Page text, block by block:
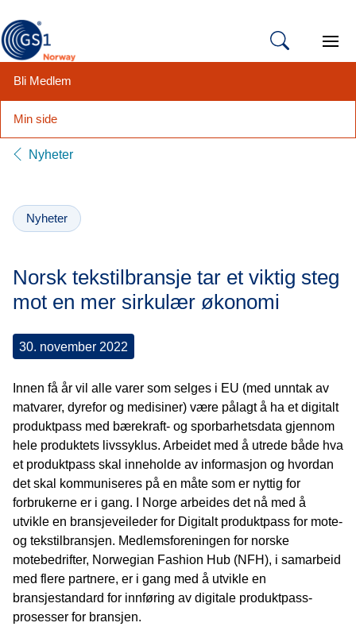
Bli Medlem
Min side
HoppNyheter
Nyheter
Norsk tekstilbransje tar et viktig steg
mot en mer sirkulær økonomi
30. november 2022
Innen få år vil alle varer som selges i EU (med unntak av
matvarer, dyrefor og medisiner) være pålagt å ha et digitalt
produktpass med bærekraft- og sporbarhetsdata gjennom
hele produktets livssyklus. Arbeidet med å utrede både hva
et produktpass skal inneholde av informasjon og hvordan
det skal kommuniseres på en måte som er nyttig for
forbrukerne er i gang. I Norge arbeides det nå med å
utvikle en bransjeveileder for Digitalt produktpass for mote-
og tekstilbransjen. Medlemsforeningen for norske
motebedrifter, Norwegian Fashion Hub (NFH), i samarbeid
med flere partnere, er i gang med å utvikle en
bransjestandard for innføring av digitale produktpass-
prosesser for bransjen.